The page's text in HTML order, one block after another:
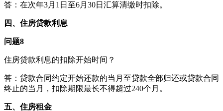
答：在次年3月1日至6月30日汇算清缴时扣除。
四、住房贷款利息
问题8
住房贷款利息的扣除开始时间？
答：贷款合同约定开始还款的当月至贷款全部归还或贷款合同
终止的当月，扣除期限最长不得超过240个月。
五、住房租金